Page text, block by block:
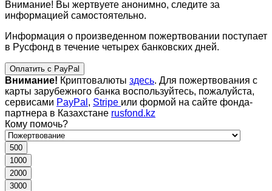
Внимание! Вы жертвуете анонимно, следите за
информацией самостоятельно.
Информация о произведенном пожертвовании поступает
в Русфонд в течение четырех банковских дней.
Оплатить с PayPal
Внимание! Криптовалюты здесь. Для пожертвования с
карты зарубежного банка воспользуйтесь, пожалуйста,
сервисами PayPal , Stripe или формой на сайте фонда-
партнера в Казахстане rusfond.kz
Кому помочь?
500
1000
2000
3000